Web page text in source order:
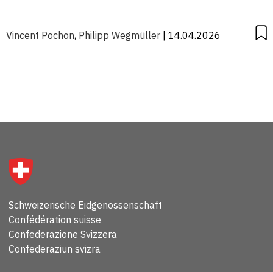
Vincent Pochon, Philipp Wegmüller | 14.04.2026
Schweizerische Eidgenossenschaft
Confédération suisse
Confederazione Svizzera
Confederaziun svizra